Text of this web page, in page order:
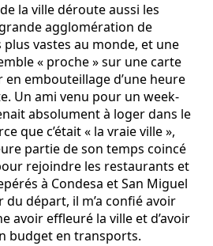
la ville déroute aussi les
agglomération de
plus vastes au monde, et une
« proche » sur une carte
embouteillage d’une heure
Un ami venu pour un week-
absolument à loger dans le
que c’était « la vraie ville »,
partie de son temps coincé
rejoindre les restaurants et
à Condesa et San Miguel
du départ, il m’a confié avoir
avoir effleuré la ville et d’avoir
budget en transports.